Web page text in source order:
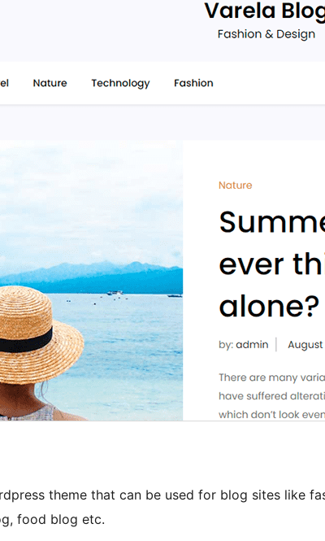
theme that can be used for blog sites like
food blog etc.